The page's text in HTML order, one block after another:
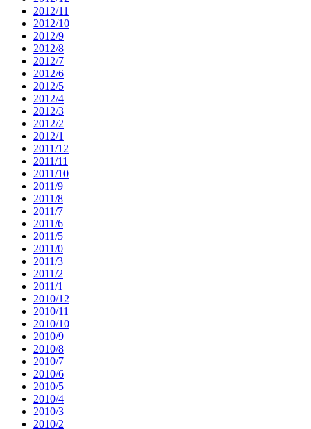
2012/11
2012/10
2012/9
2012/8
2012/7
2012/6
2012/5
2012/4
2012/3
2012/2
2012/1
2011/12
2011/11
2011/10
2011/9
2011/8
2011/7
2011/6
2011/5
2011/0
2011/3
2011/2
2011/1
2010/12
2010/11
2010/10
2010/9
2010/8
2010/7
2010/6
2010/5
2010/4
2010/3
2010/2